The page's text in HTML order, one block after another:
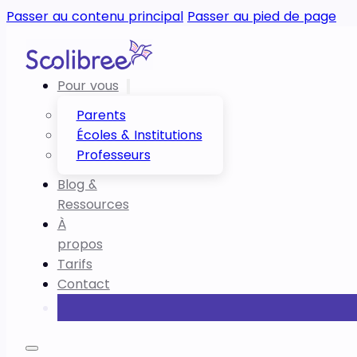
Passer au contenu principal Passer au pied de page
Pour vous
Parents
Écoles & Institutions
Professeurs
Blog &
Ressources
À
propos
Tarifs
Contact